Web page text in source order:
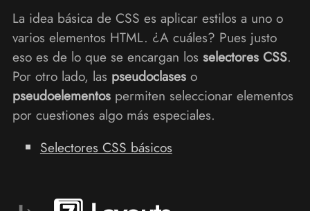
La idea básica de CSS es aplicar estilos a uno o
varios elementos HTML. ¿A cuáles? Pues justo
eso es de lo que se encargan los selectores CSS.
Por otro lado, las pseudoclaseso
pseudoelementospermiten seleccionar elementos
por cuestiones algo más especiales.
Selectores CSS básicos